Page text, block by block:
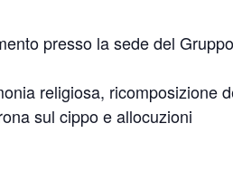
presso la sede del Gruppo
religiosa, ricomposizione
sul cippo e allocuzioni